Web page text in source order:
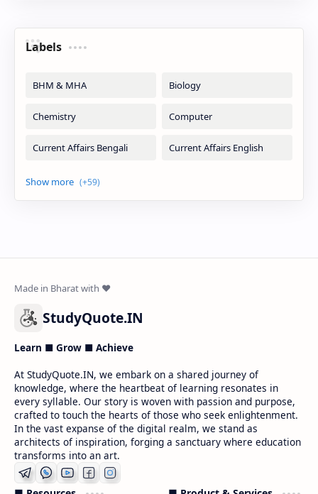
Labels
StudyQuote.IN
Learn ■ Grow ■ Achieve
At StudyQuote.IN, we embark on a shared journey of
knowledge, where the heartbeat of learning resonates in
every syllable. Our story is woven with passion and purpose,
crafted to touch the hearts of those who seek enlightenment.
In the vast expanse of the digital realm, we stand as
architects of inspiration, forging a sanctuary where education
transforms into an art.